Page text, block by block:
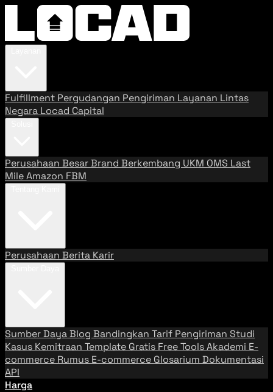
Fulfillment Pergudangan Pengiriman Layanan Lintas
Negara Locad Capital
Perusahaan BesarBrand Berkembang UKM OMS Last
MileAmazon FBM
Perusahaan Berita Karir
Sumber DayaBlog Bandingkan Tarif Pengiriman Studi
Kasus Kemitraan Template Gratis Free ToolsAkademi E-
commerce Rumus E-commerce Glosarium Dokumentasi
API
Harga